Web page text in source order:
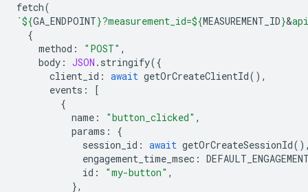
fetch(
`${GA_ENDPOINT}?measurement_id=${MEASUREMENT_ID}&
{
method : "POST" ,
body : JSON . stringify({
client_id : await getOrCreateClientId(),
events :
[
{
name : "button_clicked" ,
params :
{
session_id : await getOrCreateSessionId
engagement_time_msec :
id : "my-button" ,
},